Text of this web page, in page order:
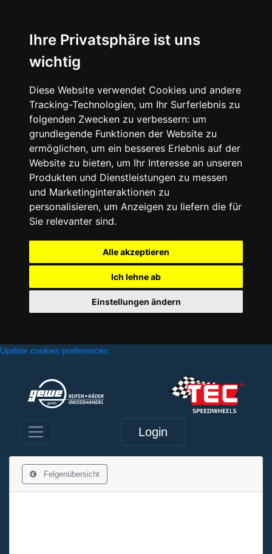
Ihre Privatsphäre ist uns
wichtig
Diese Website verwendet Cookies und andere
Tracking-Technologien, um Ihr Surferlebnis zu
folgenden Zwecken zu verbessern: um
grundlegende Funktionen der Website zu
ermöglichen, um ein besseres Erlebnis auf der
Website zu bieten, um Ihr Interesse an unseren
Produkten und Dienstleistungen zu messen
und Marketinginteraktionen zu
personalisieren, um Anzeigen zu liefern die für
Sie relevanter sind.
Alle akzeptieren
Ich lehne ab
Einstellungen ändern
Update cookies preferences
Login
Felgenübersicht